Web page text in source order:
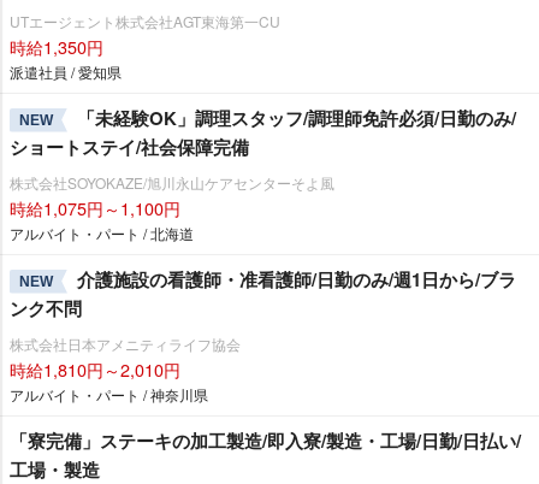
UTエージェント株式会社AGT東海第一CU
時給1,350円
派遣社員 / 愛知県
NEW
「未経験OK」調理スタッフ/調理師免許必須/日勤のみ/
ショートステイ/社会保障完備
株式会社SOYOKAZE/旭川永山ケアセンターそよ風
時給1,075円～1,100円
アルバイト・パート / 北海道
NEW
介護施設の看護師・准看護師/日勤のみ/週1日から/ブラ
ンク不問
株式会社日本アメニティライフ協会
時給1,810円～2,010円
アルバイト・パート / 神奈川県
「寮完備」ステーキの加工製造/即入寮/製造・工場/日勤/日払い/
工場・製造